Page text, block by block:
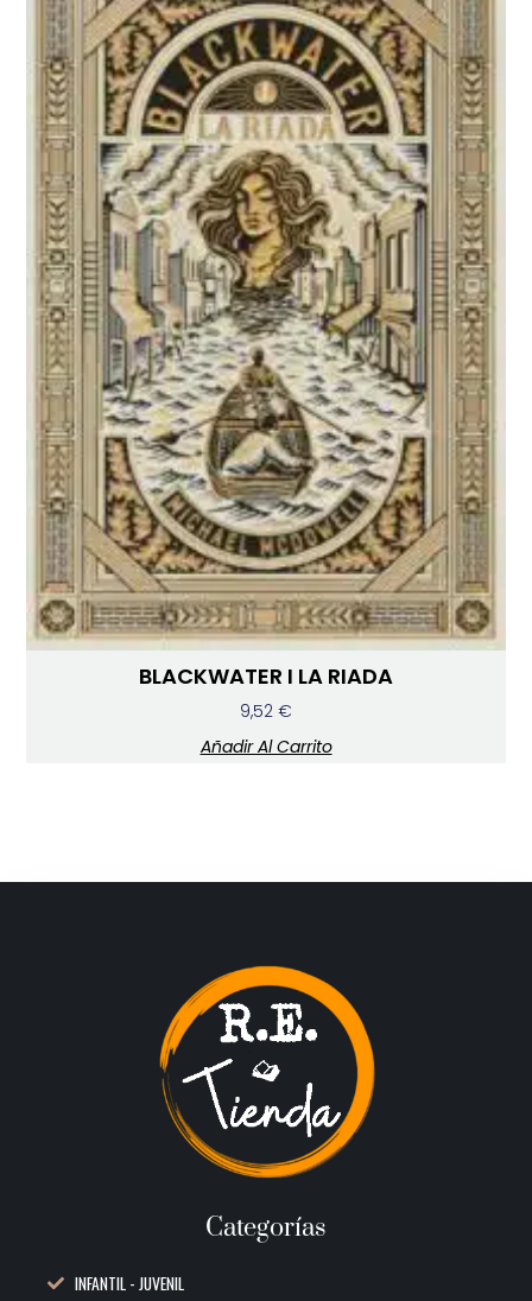
BLACKWATER I LA RIADA
9,52 €
Añadir Al Carrito
Categorías
INFANTIL - JUVENIL